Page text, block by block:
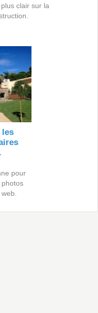
clair sur la
les
pour